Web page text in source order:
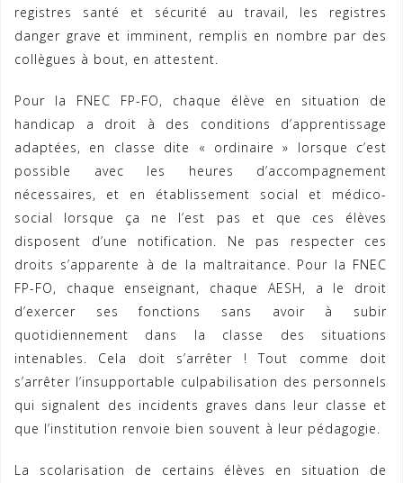
registres santé et sécurité au travail, les registres
danger grave et imminent, remplis en nombre par des
collègues à bout, en attestent.
Pour la FNEC FP-FO, chaque élève en situation de
handicap a droit à des conditions d’apprentissage
adaptées, en classe dite « ordinaire » lorsque c’est
possible avec les heures d’accompagnement
nécessaires, et en établissement social et médico-
social lorsque ça ne l’est pas et que ces élèves
disposent d’une notification. Ne pas respecter ces
droits s’apparente à de la maltraitance. Pour la FNEC
FP-FO, chaque enseignant, chaque AESH, a le droit
d’exercer ses fonctions sans avoir à subir
quotidiennement dans la classe des situations
intenables. Cela doit s’arrêter ! Tout comme doit
s’arrêter l’insupportable culpabilisation des personnels
qui signalent des incidents graves dans leur classe et
que l’institution renvoie bien souvent à leur pédagogie.
La scolarisation de certains élèves en situation de